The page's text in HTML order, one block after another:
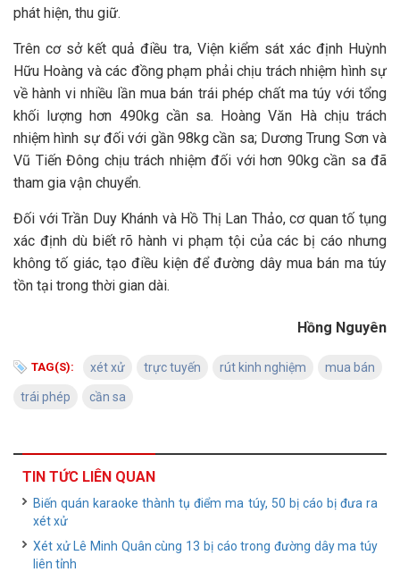
phát hiện, thu giữ.
Trên cơ sở kết quả điều tra, Viện kiểm sát xác định Huỳnh
Hữu Hoàng và các đồng phạm phải chịu trách nhiệm hình sự
về hành vi nhiều lần mua bán trái phép chất ma túy với tổng
khối lượng hơn 490kg cần sa. Hoàng Văn Hà chịu trách
nhiệm hình sự đối với gần 98kg cần sa; Dương Trung Sơn và
Vũ Tiến Đông chịu trách nhiệm đối với hơn 90kg cần sa đã
tham gia vận chuyển.
Đối với Trần Duy Khánh và Hồ Thị Lan Thảo, cơ quan tố tụng
xác định dù biết rõ hành vi phạm tội của các bị cáo nhưng
không tố giác, tạo điều kiện để đường dây mua bán ma túy
tồn tại trong thời gian dài.
Hồng Nguyên
TAG(S): xét xử trực tuyến rút kinh nghiệm mua bán
trái phép cần sa
TIN TỨC LIÊN QUAN
Biến quán karaoke thành tụ điểm ma túy, 50 bị cáo bị đưa ra
xét xử
Xét xử Lê Minh Quân cùng 13 bị cáo trong đường dây ma túy
liên tỉnh